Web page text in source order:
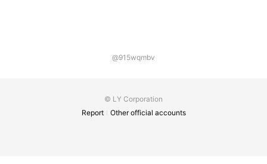
@915wqmbv
© LY Corporation
Report
Other official accounts